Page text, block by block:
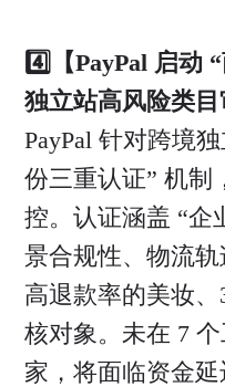
4️⃣【PayPal 启动
独立站高风险类目
PayPal 针对跨境
份三重认证” 机制
控。认证涵盖 “企
景合规性、物流轨
高退款率的美妆
核对象。未在 7
家，将面临资金